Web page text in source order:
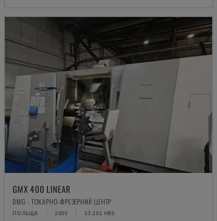
GMX 400 LINEAR
DMG - ТОКАРНО-ФРЕЗЕРНИЙ ЦЕНТР
ПОЛЬЩА 2005 53.201 HRS